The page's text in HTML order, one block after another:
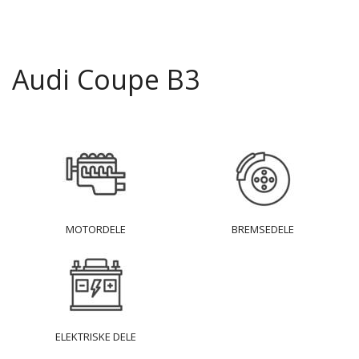
Audi Coupe B3
MOTORDELE BREMSEDELE
ELEKTRISKE DELE